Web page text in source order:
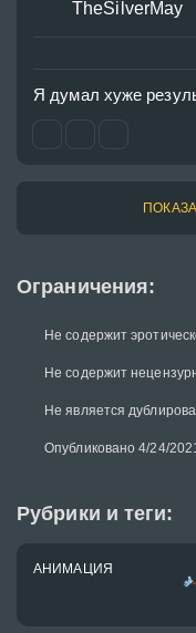
Ограничения:
Не содержит
Не содержит
Не является
Опубликовано 4/24/
Рубрики и теги:
АНИМАЦИЯ
TheSilverMay
Я думал хуже